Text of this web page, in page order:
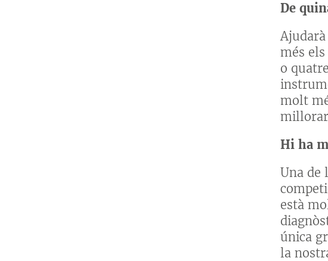
De
més
o
molt
Hi ha
Una de
està
única
la